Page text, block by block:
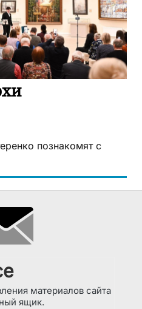
познакомят с
материалов сайта
ящик.